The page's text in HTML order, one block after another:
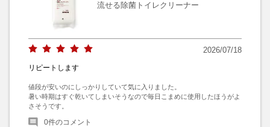
流せる除菌トイレクリーナー
2026/07/18
リピートします
値段が安いのにしっかりしていて気に入りました。
暑い時期はすぐ乾いてしまいそうなので毎日こまめに使用したほうがよ
さそうです。
0件のコメント